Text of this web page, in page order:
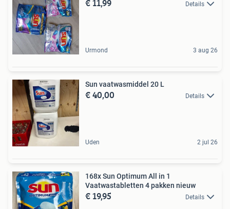
Details
Urmond 3 aug 26
Sun vaatwasmiddel 20 L
€ 40,00 Details
Uden 2 jul 26
168x Sun Optimum All in 1
Vaatwastabletten 4 pakken nieuw
€ 19,95 Details